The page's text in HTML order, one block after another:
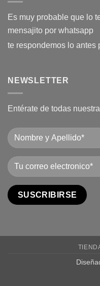
Es muy probable que lo
mensajito por whatsapp
te respondemos lo antes
NEWSLETTER
Entérate de todas